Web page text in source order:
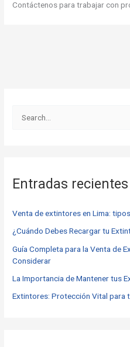
Contáctenos para trabajar con
a
p
o
r
:
Entradas recientes
Venta de extintores en Lima:
¿Cuándo Debes Recargar tu
Guía Completa para la Venta de
Considerar
La Importancia de Mantener tus
Extintores: Protección Vital para